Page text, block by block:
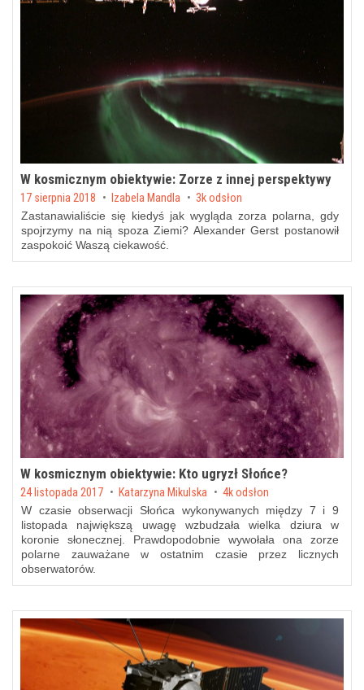
W kosmicznym obiektywie: Zorze z innej perspektywy
Posted on
17 sierpnia 2018 by Izabela Mandla 3k odsłon
Zastanawialiście się kiedyś jak wygląda zorza polarna, gdy
spojrzymy na nią spoza Ziemi? Alexander Gerst postanowił
zaspokoić Waszą ciekawość.
W kosmicznym obiektywie: Kto ugryzł Słońce?
Posted on
24 listopada 2017 by Katarzyna Mikulska 4k odsłon
W czasie obserwacji Słońca wykonywanych między 7 i 9
listopada największą uwagę wzbudzała wielka dziura w
koronie słonecznej. Prawdopodobnie wywołała ona zorze
polarne zauważane w ostatnim czasie przez licznych
obserwatorów.